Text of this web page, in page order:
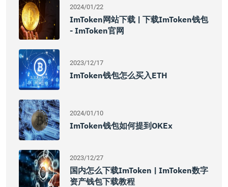
2024/01/22
ImToken网站下载 | 下载imToken钱包
- ImToken官网
2023/12/17
ImToken钱包怎么买入ETH
2024/01/10
ImToken钱包如何提到OKEx
2023/12/27
国内怎么下载imToken | ImToken数字
资产钱包下载教程